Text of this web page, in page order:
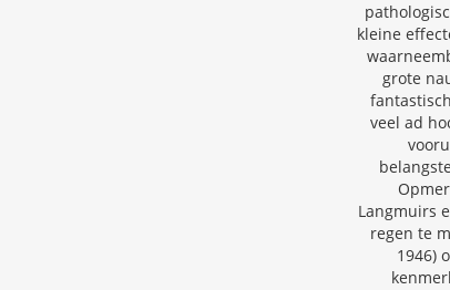
kleine
grote
veel ad
Langmuirs
regen te
1946)